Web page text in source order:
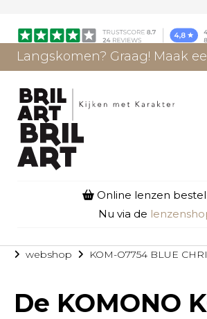
Langskomen? Graag! Maak
Online lenzen
Nu via de
webshop KOM-O7754 BLUE
De KOMONO